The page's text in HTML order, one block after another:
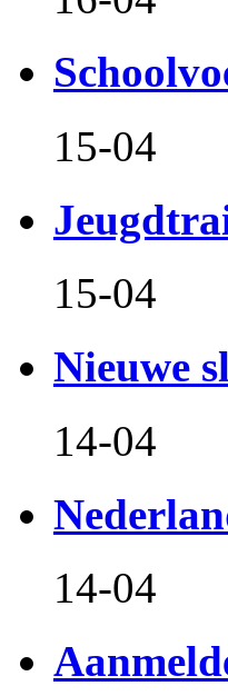
15-04
15-04
Nieuwe
14-04
14-04